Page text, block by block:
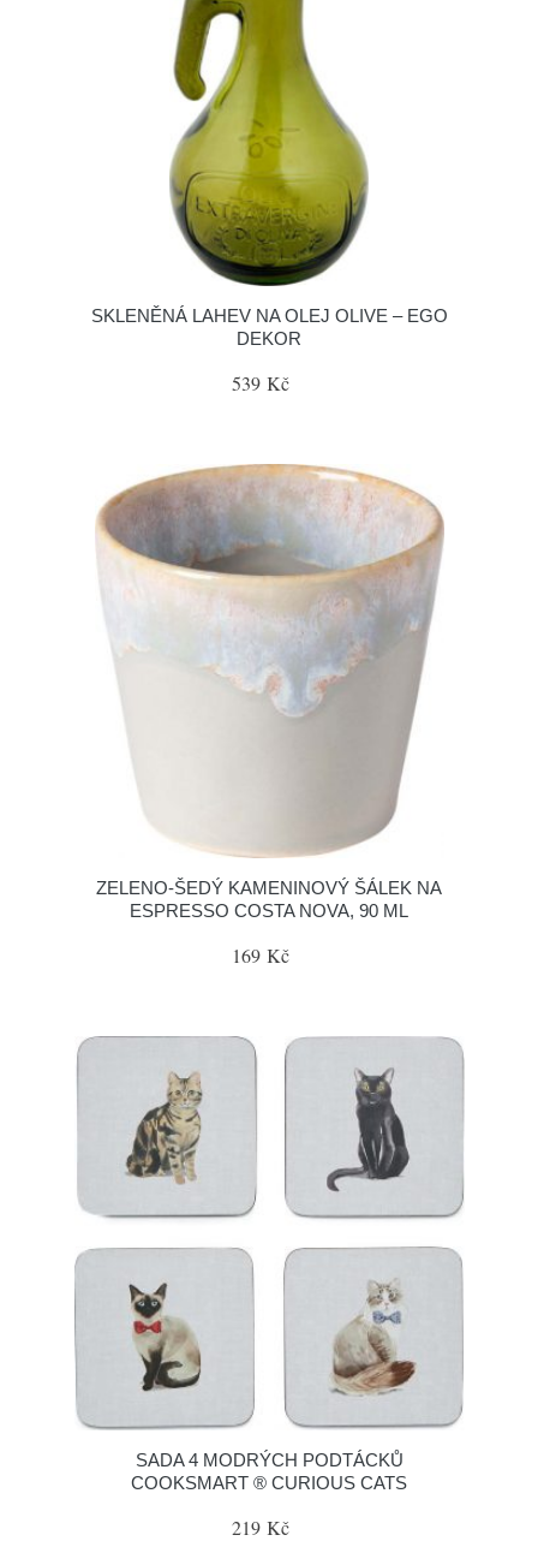
SKLENĚNÁ LAHEV NA OLEJ OLIVE – EGO
DEKOR
539 Kč
ZELENO-ŠEDÝ KAMENINOVÝ ŠÁLEK NA
ESPRESSO COSTA NOVA, 90 ML
169 Kč
SADA 4 MODRÝCH PODTÁCKŮ
COOKSMART ® CURIOUS CATS
219 Kč